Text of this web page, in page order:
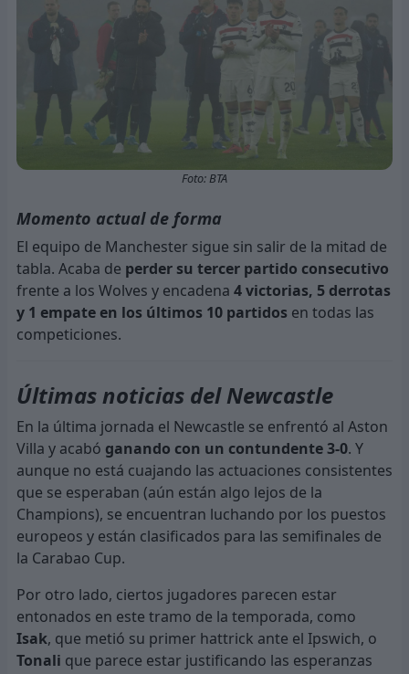
Foto: BTA
Momento actual de forma
El equipo de Manchester sigue sin salir de la mitad de
tabla. Acaba de perder su tercer partido consecutivo
frente a los Wolves y encadena 4 victorias, 5 derrotas
y 1 empate en los últimos 10 partidos en todas las
competiciones.
Últimas noticias del Newcastle
En la última jornada el Newcastle se enfrentó al Aston
Villa y acabó ganando con un contundente 3-0. Y
aunque no está cuajando las actuaciones consistentes
que se esperaban (aún están algo lejos de la
Champions), se encuentran luchando por los puestos
europeos y están clasificados para las semifinales de
la Carabao Cup.
Por otro lado, ciertos jugadores parecen estar
entonados en este tramo de la temporada, como
Isak, que metió su primer hattrick ante el Ipswich, o
Tonali que parece estar justificando las esperanzas